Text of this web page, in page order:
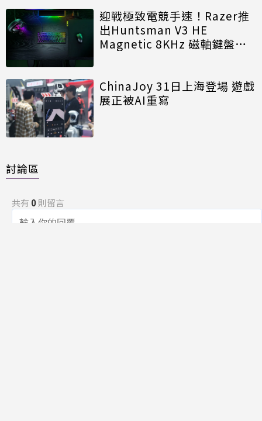
迎戰極致電競手速！Razer推
出Huntsman V3 HE
Magnetic 8KHz 磁軸鍵盤效
ChinaJoy 31日上海登場 遊戲
展正被AI重寫
討論區
共有 0則留言